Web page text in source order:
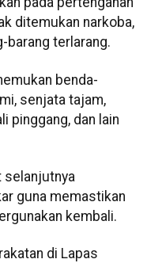
ditemukan narkoba,
barang terlarang.
benda-
senjata tajam,
pinggang, dan lain
selanjutnya
guna memastikan
kembali.
di Lapas